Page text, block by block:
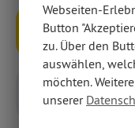
Anfragen
Probefahrt
Webseiten-
Button
zu. Über den
auswählen,
möchten.
unserer